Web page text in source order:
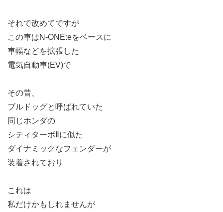
それで改めてですが
この車はN-ONE:eをベースに
車幅などを拡張した
電気自動車(EV)で
その昔、
ブルドッグと呼ばれていた
同じホンダの
シティターボⅡに似た
ダイナミックなフェンダーが
装着されており
これは
私だけかもしれませんが